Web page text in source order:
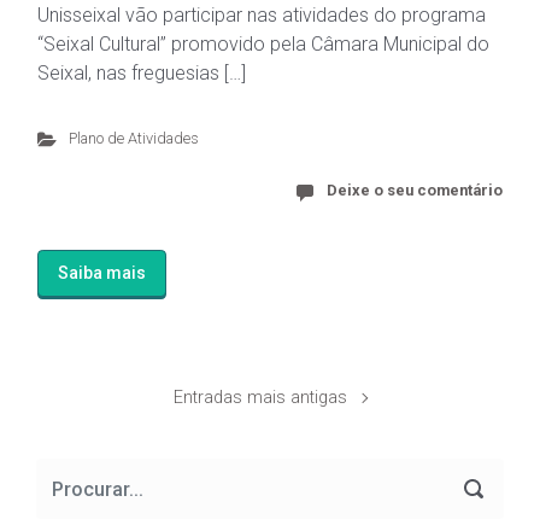
Unisseixal vão participar nas atividades do programa
“Seixal Cultural” promovido pela Câmara Municipal do
Seixal, nas freguesias […]
Plano de Atividades
Deixe o seu comentário
Saiba mais
Entradas mais antigas